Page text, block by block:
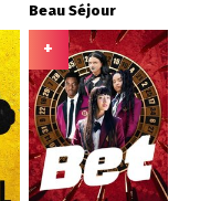
Beau Séjour
+